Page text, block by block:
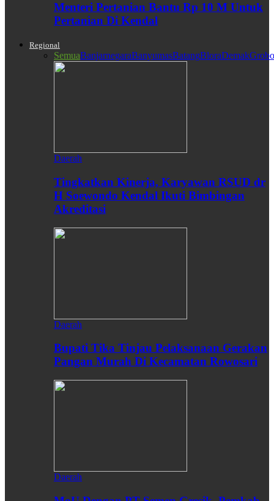
Menteri Pertanian Bantu Rp 10 M Untuk
Pertanian Di Kendal
Regional
SemuaBanjarnegaraBanyumasBatangBloraDemak
Daerah
Tingkatkan Kinerja, Karyawan RSUD dr
H Soewondo Kendal Ikuti Bimbingan
Akreditasi
Daerah
Bupati Tika Tinjau Pelaksanaan Gerakan
Pangan Murah Di Kecamatan Rowosari
Daerah